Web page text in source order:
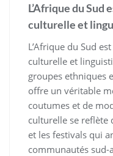
L’Afrique du Sud
culturelle et
L’Afrique du Sud
culturelle et
groupes ethniques
offre un véritable
coutumes et de
culturelle se reflète
et les festivals qui
communautés sud-